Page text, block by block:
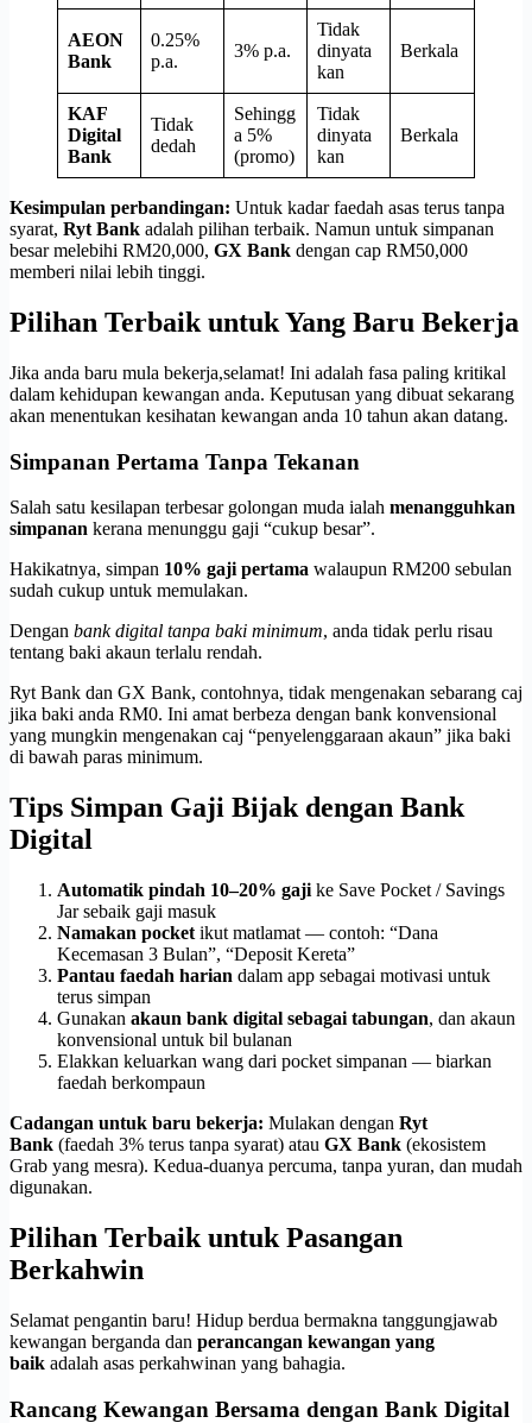
AEON
Bank
0.25%
p.a.
3% p.a.
Tidak
dinyata
kan
Berkala
KAF
Digital
Bank
Tidak
dedah
Sehingg
a 5%
(promo)
Tidak
dinyata
kan
Berkala
Kesimpulan perbandingan: Untuk kadar faedah asas terus tanpa
syarat, Ryt Bank adalah pilihan terbaik. Namun untuk simpanan
besar melebihi RM20,000, GX Bank dengan cap RM50,000
memberi nilai lebih tinggi.
Pilihan Terbaik untuk Yang Baru Bekerja
Jika anda baru mula bekerja,selamat! Ini adalah fasa paling kritikal
dalam kehidupan kewangan anda. Keputusan yang dibuat sekarang
akan menentukan kesihatan kewangan anda 10 tahun akan datang.
Simpanan Pertama Tanpa Tekanan
Salah satu kesilapan terbesar golongan muda ialah menangguhkan
simpanan kerana menunggu gaji “cukup besar”.
Hakikatnya, simpan 10% gaji pertama walaupun RM200 sebulan
sudah cukup untuk memulakan.
Dengan bank digital tanpa baki minimum, anda tidak perlu risau
tentang baki akaun terlalu rendah.
Ryt Bank dan GX Bank, contohnya, tidak mengenakan sebarang caj
jika baki anda RM0. Ini amat berbeza dengan bank konvensional
yang mungkin mengenakan caj “penyelenggaraan akaun” jika baki
di bawah paras minimum.
Tips Simpan Gaji Bijak dengan Bank
Digital
Automatik pindah 10–20% gaji ke Save Pocket / Savings
Jar sebaik gaji masuk
Namakan pocket ikut matlamat — contoh: “Dana
Kecemasan 3 Bulan”, “Deposit Kereta”
Pantau faedah harian dalam app sebagai motivasi untuk
terus simpan
Gunakan akaun bank digital sebagai tabungan, dan akaun
konvensional untuk bil bulanan
Elakkan keluarkan wang dari pocket simpanan — biarkan
faedah berkompaun
Cadangan untuk baru bekerja: Mulakan dengan Ryt
Bank (faedah 3% terus tanpa syarat) atau GX Bank (ekosistem
Grab yang mesra). Kedua-duanya percuma, tanpa yuran, dan mudah
digunakan.
Pilihan Terbaik untuk Pasangan
Berkahwin
Selamat pengantin baru! Hidup berdua bermakna tanggungjawab
kewangan berganda dan perancangan kewangan yang
baik adalah asas perkahwinan yang bahagia.
Rancang Kewangan Bersama dengan Bank Digital